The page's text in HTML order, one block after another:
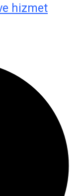
hizmet